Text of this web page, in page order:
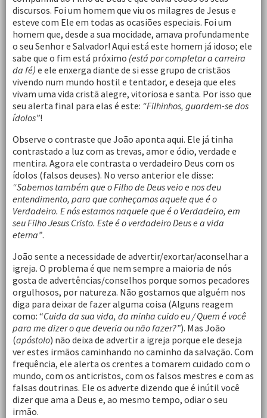
discursos. Foi um homem que viu os milagres de Jesus e
esteve com Ele em todas as ocasiões especiais. Foi um
homem que, desde a sua mocidade, amava profundamente
o seu Senhor e Salvador! Aqui está este homem já idoso; ele
sabe que o fim está próximo (está por completar a carreira
da fé) e ele enxerga diante de si esse grupo de cristãos
vivendo num mundo hostil e tentador, e deseja que eles
vivam uma vida cristã alegre, vitoriosa e santa. Por isso que
seu alerta final para elas é este: “Filhinhos, guardem-se dos
ídolos”!
Observe o contraste que João aponta aqui. Ele já tinha
contrastado a luz com as trevas, amor e ódio, verdade e
mentira. Agora ele contrasta o verdadeiro Deus com os
ídolos (falsos deuses). No verso anterior ele disse:
“Sabemos também que o Filho de Deus veio e nos deu
entendimento, para que conheçamos aquele que é o
Verdadeiro. E nós estamos naquele que é o Verdadeiro, em
seu Filho Jesus Cristo. Este é o verdadeiro Deus e a vida
eterna”.
João sente a necessidade de advertir/exortar/aconselhar a
igreja. O problema é que nem sempre a maioria de nós
gosta de advertências/conselhos porque somos pecadores
orgulhosos, por natureza. Não gostamos que alguém nos
diga para deixar de fazer alguma coisa (Alguns reagem
como: “Cuida da sua vida, da minha cuido eu / Quem é você
para me dizer o que deveria ou não fazer?”). Mas João
(apóstolo) não deixa de advertir a igreja porque ele deseja
ver estes irmãos caminhando no caminho da salvação. Com
frequência, ele alerta os crentes a tomarem cuidado com o
mundo, com os anticristos, com os falsos mestres e com as
falsas doutrinas. Ele os adverte dizendo que é inútil você
dizer que ama a Deus e, ao mesmo tempo, odiar o seu
irmão.